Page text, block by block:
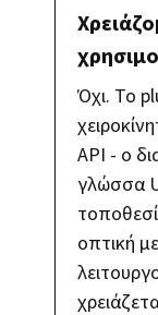
Όχι. Το
API - ο
γλώσσα
οπτική